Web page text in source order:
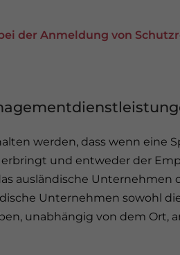
der Anmeldung von
werden, dass wenn eine
und entweder der
ausländische Unternehmen
Unternehmen sowohl
unabhängig von dem Ort,